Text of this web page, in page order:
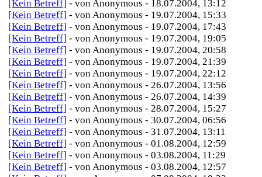
[Kein Betreff] - von Anonymous - 18.07.2004, 13:12
[Kein Betreff] - von Anonymous - 19.07.2004, 15:33
[Kein Betreff] - von Anonymous - 19.07.2004, 17:43
[Kein Betreff] - von Anonymous - 19.07.2004, 19:05
[Kein Betreff] - von Anonymous - 19.07.2004, 20:58
[Kein Betreff] - von Anonymous - 19.07.2004, 21:39
[Kein Betreff] - von Anonymous - 19.07.2004, 22:12
[Kein Betreff] - von Anonymous - 26.07.2004, 13:56
[Kein Betreff] - von Anonymous - 26.07.2004, 14:39
[Kein Betreff] - von Anonymous - 28.07.2004, 15:27
[Kein Betreff] - von Anonymous - 30.07.2004, 06:56
[Kein Betreff] - von Anonymous - 31.07.2004, 13:11
[Kein Betreff] - von Anonymous - 01.08.2004, 12:59
[Kein Betreff] - von Anonymous - 03.08.2004, 11:29
[Kein Betreff] - von Anonymous - 03.08.2004, 12:57